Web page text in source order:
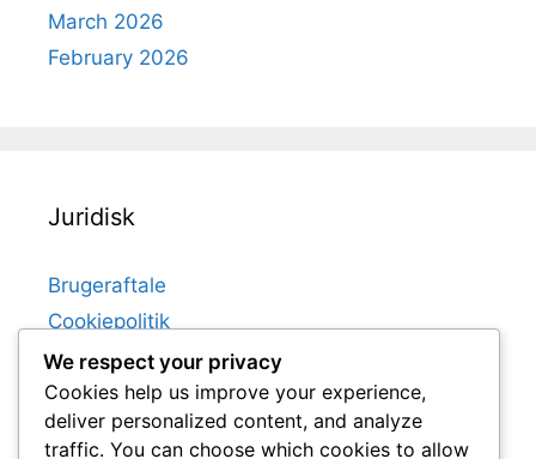
March 2026
February 2026
Juridisk
Brugeraftale
Cookiepolitik
Hvem vi er
Dit privatliv
Kom i kontakt
We respect your privacy
Cookies help us improve your experience,
deliver personalized content, and analyze
traffic. You can choose which cookies to allow